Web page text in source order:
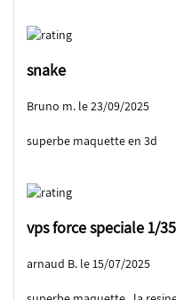
snake
Bruno m. le 23/09/2025
superbe maquette en 3d
vps force speciale 1/35
arnaud B. le 15/07/2025